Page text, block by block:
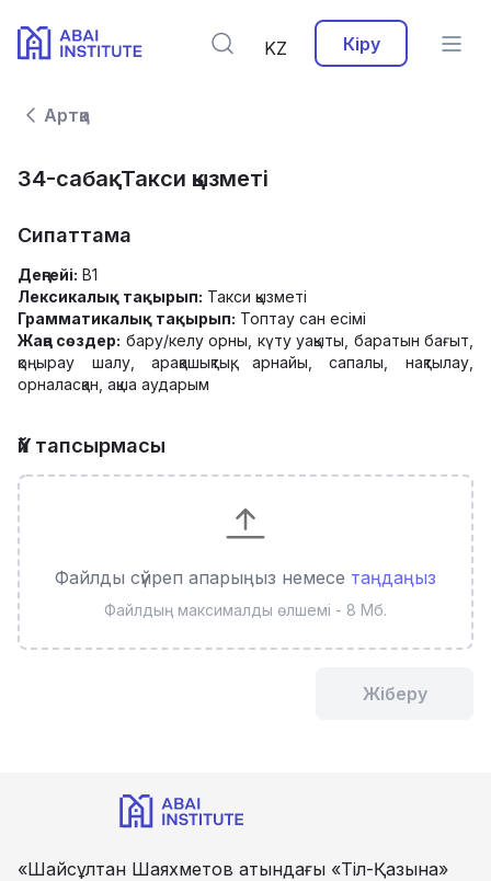
KZ Кіру
Артқа
34-сабақ. Такси қызметі
Сипаттама
Деңгейі: B1
Лексикалық тақырып: Такси қызметі
Грамматикалық тақырып: Топтау сан есімі
Жаңа сөздер: бару/келу орны, күту уақыты, баратын бағыт,
қоңырау шалу, арақашықтық, арнайы, сапалы, нақтылау,
орналасқан, ақша аударым
Үй тапсырмасы
Файлды сүйреп апарыңыз немесе таңдаңыз
Файлдың максималды өлшемі - 8 Мб.
Жіберу
«Шайсұлтан Шаяхметов атындағы «Тіл-Қазына»